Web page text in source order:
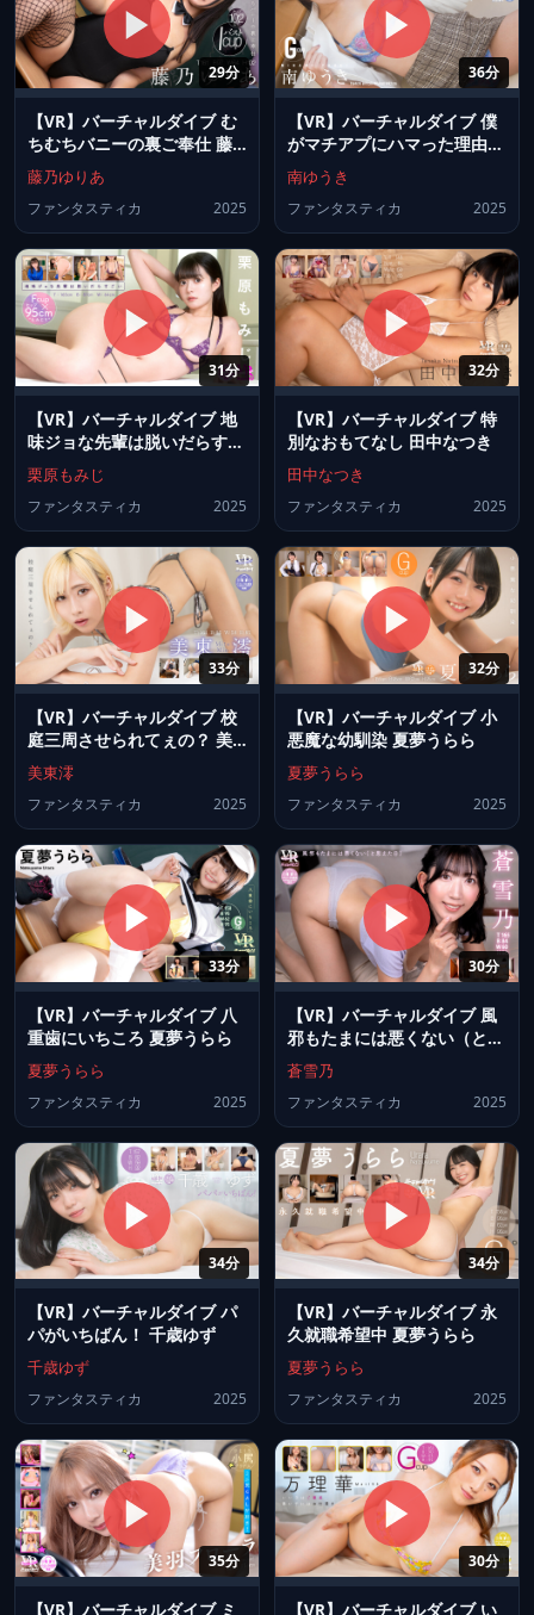
29分
【VR】バーチャルダイブ む
ちむちバニーの裏ご奉仕 藤
乃ゆりあ
藤乃ゆりあ
ファンタスティカ 2025
36分
【VR】バーチャルダイブ 僕
がマチアプにハマった理由
南ゆうき
南ゆうき
ファンタスティカ 2025
31分
【VR】バーチャルダイブ 地
味ジョな先輩は脱いだらすご
い 栗原もみじ
栗原もみじ
ファンタスティカ 2025
32分
【VR】バーチャルダイブ 特
別なおもてなし 田中なつき
田中なつき
ファンタスティカ 2025
33分
【VR】バーチャルダイブ 校
庭三周させられてぇの？ 美
東澪
美東澪
ファンタスティカ 2025
32分
【VR】バーチャルダイブ 小
悪魔な幼馴染 夏夢うらら
夏夢うらら
ファンタスティカ 2025
33分
【VR】バーチャルダイブ 八
重歯にいちころ 夏夢うらら
夏夢うらら
ファンタスティカ 2025
30分
【VR】バーチャルダイブ 風
邪もたまには悪くない（と思
えた日） 蒼雪乃
蒼雪乃
ファンタスティカ 2025
34分
【VR】バーチャルダイブ パ
パがいちばん！ 千歳ゆず
千歳ゆず
ファンタスティカ 2025
34分
【VR】バーチャルダイブ 永
久就職希望中 夏夢うらら
夏夢うらら
ファンタスティカ 2025
35分
【VR】バーチャルダイブ ミ
30分
【VR】バーチャルダイブ い